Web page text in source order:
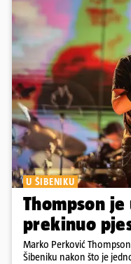
U ŠIBENIKU
Thompson
prekinuo
Marko Perković
Šibeniku nakon što je